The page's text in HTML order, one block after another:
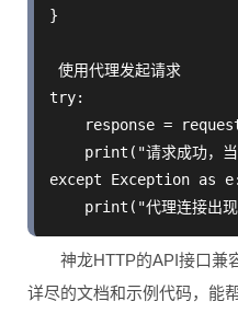
}
使用代理发起请求
try:
response =
print("请求成功，
except Exception as e:
神龙HTTP的API接口兼
详尽的文档和示例代码，能